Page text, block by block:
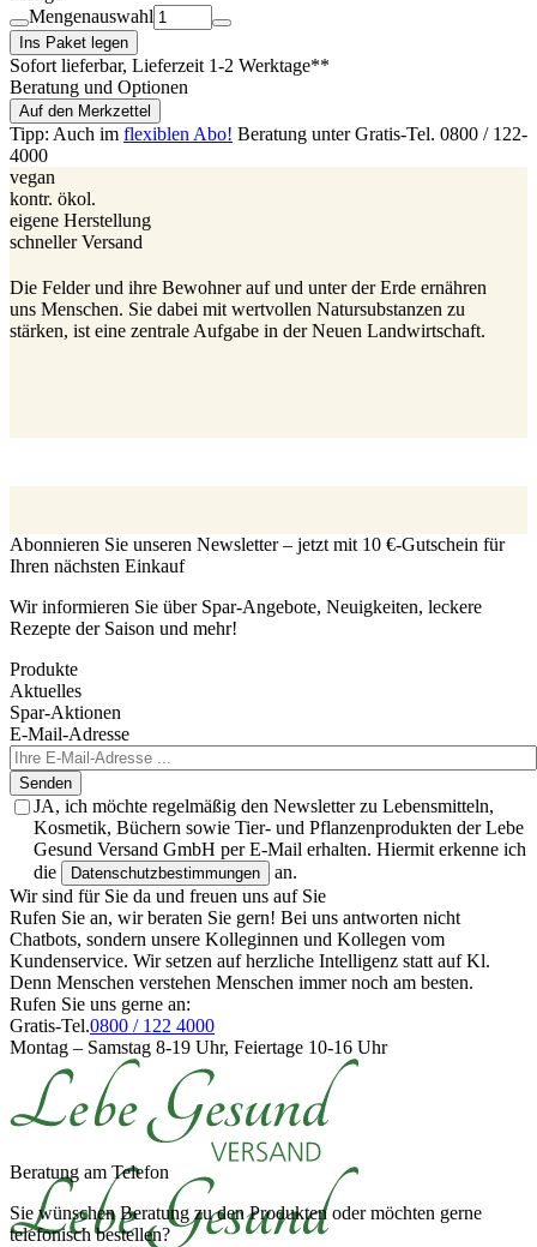
Mengenauswahl
Ins Paket legen
Sofort lieferbar, Lieferzeit 1-2 Werktage**
Beratung und Optionen
Auf den Merkzettel
Tipp: Auch im flexiblen Abo! Beratung unter Gratis-Tel. 0800 / 122-
4000
vegan
kontr. ökol.
eigene Herstellung
schneller Versand
Die Felder und ihre Bewohner auf und unter der Erde ernähren
uns Menschen. Sie dabei mit wertvollen Natursubstanzen zu
stärken, ist eine zentrale Aufgabe in der Neuen Landwirtschaft.
Abonnieren Sie unseren Newsletter – jetzt mit 10 €-Gutschein für
Ihren nächsten Einkauf
Wir informieren Sie über Spar-Angebote, Neuigkeiten, leckere
Rezepte der Saison und mehr!
Produkte
Aktuelles
Spar-Aktionen
E-Mail-Adresse
Senden
JA, ich möchte regelmäßig den Newsletter zu Lebensmitteln,
Kosmetik, Büchern sowie Tier- und Pflanzenprodukten der Lebe
Gesund Versand GmbH per E-Mail erhalten. Hiermit erkenne ich
die
Datenschutzbestimmungen
an.
Wir sind für Sie da und freuen uns auf Sie
Rufen Sie an, wir beraten Sie gern! Bei uns antworten nicht
Chatbots, sondern unsere Kolleginnen und Kollegen vom
Kundenservice. Wir setzen auf herzliche Intelligenz statt auf Kl.
Denn Menschen verstehen Menschen immer noch am besten.
Rufen Sie uns gerne an:
Gratis-Tel.0800 / 122 4000
Montag – Samstag 8-19 Uhr, Feiertage 10-16 Uhr
Beratung am Telefon
Sie wünschen Beratung zu den Produkten oder möchten gerne
telefonisch bestellen?